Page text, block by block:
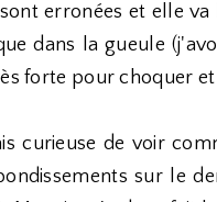
erronées et elle
dans la gueule
forte pour choquer
curieuse de voir
sur le